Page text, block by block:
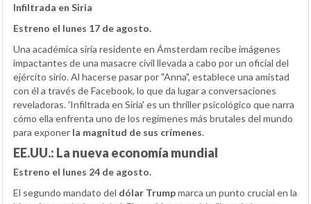
Infiltrada en Siria
Estreno el lunes 17 de agosto.
Una académica siria residente en Ámsterdam recibe imágenes
impactantes de una masacre civil llevada a cabo por un oficial del
ejército sirio. Al hacerse pasar por "Anna", establece una amistad
con él a través de Facebook, lo que da lugar a conversaciones
reveladoras. 'Infiltrada en Siria' es un thriller psicológico que narra
cómo ella enfrenta uno de los regímenes más brutales del mundo
para exponer la magnitud de sus crímenes.
EE.UU.: La nueva economía mundial
Estreno el lunes 24 de agosto.
El segundo mandato del dólar Trumpmarca un punto crucial en la